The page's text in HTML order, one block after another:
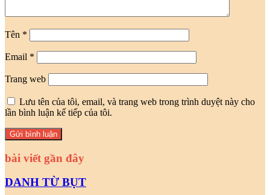
Tên *
Email *
Trang web
Lưu tên của tôi, email, và trang web trong trình duyệt này cho
lần bình luận kế tiếp của tôi.
bài viết gần đây
DANH TỪ BỤT